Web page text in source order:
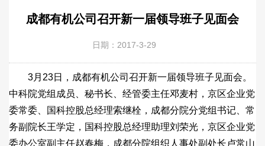
成都有机公司召开新一届领导班子见面会
日期：2017-3-29
3月23日，成都有机公司召开新一届领导班子见面会。
中科院党组成员、秘书长、经管委主任邓麦村，京区企业党
委常委、国科控股总经理索继栓，成都分院分党组书记、常
务副院长王学定，国科控股总经理助理刘荣光，京区企业党
委办公室副主任赵春梅，成都分院组织人事处副处长卢常山